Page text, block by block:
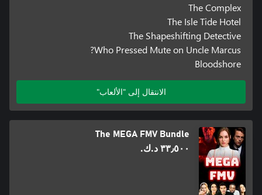
The Complex
The Isle Tide Hotel
The Shapeshifting Detective
Who Pressed Mute on Uncle Marcus?
Bloodshore
الانتقال إلى "الألعاب"
The MEGA FMV Bundle
٣٣٫٥٠٠ د.ك.‏